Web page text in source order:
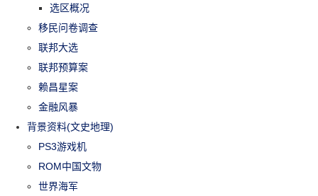
选区概况
移民问卷调查
联邦大选
联邦预算案
赖昌星案
金融风暴
背景资料(文史地理)
PS3游戏机
ROM中国文物
世界海军